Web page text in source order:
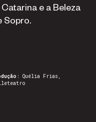
e a Beleza
Sopro.
: Quélia Frias,